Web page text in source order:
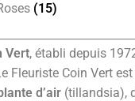
(15)
Vert, établi depuis
Fleuriste Coin Vert
d’air (tillandsia),